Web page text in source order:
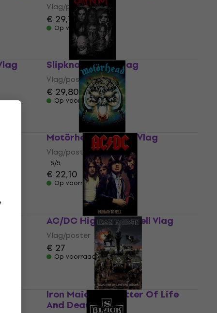
Vlag/poster
€ 29,70
Op voorraad
Slipknot Masks Vlag
Vlag/poster
€ 29,80
Op voorraad
Motörhead Overkill Vlag
Vlag/poster
5/5
€ 22,10
Op voorraad
AC/DC Highway to Hell Vlag
Vlag/poster
€ 27
Op voorraad
Iron Maiden A Matter Of Life
And Death Vlag